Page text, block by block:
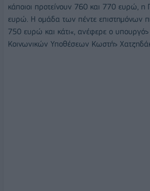
κάποιοι προτείνουν 760 και 770 ευρώ, η
ευρώ. Η ομάδα των πέντε επιστημόνων
750 ευρώ και κάτι«, ανέφερε ο υπουργός
Κοινωνικών Υποθέσεων Κωστής